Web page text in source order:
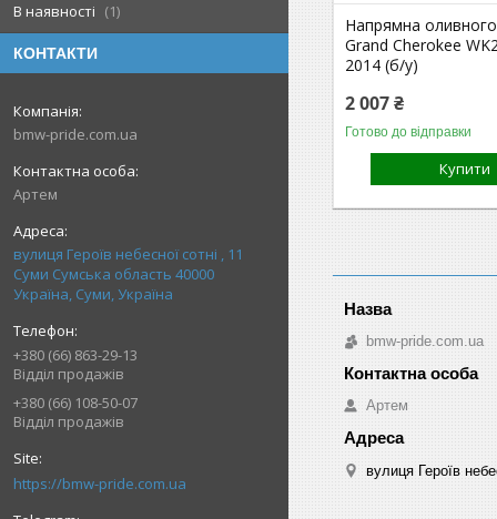
В наявності
1
КОНТАКТИ
bmw-pride.com.ua
Артем
вулиця Героїв небесної сотні , 11
Суми Сумська область 40000
Україна, Суми, Україна
+380 (66) 863-29-13
Відділ продажів
+380 (66) 108-50-07
Відділ продажів
https://bmw-pride.com.ua
Напрямна
Grand Cherokee
2014 (б/у)
2 007 ₴
Готово до відправки
Купити
bmw-pride.com.ua
Артем
вулиця Героїв